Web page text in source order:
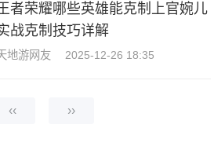
者荣耀哪些英雄能克制上官婉儿
战克制技巧详解
地游网友 2025-12-26 18:35
‹‹ ››